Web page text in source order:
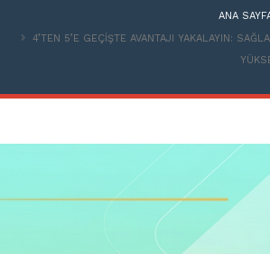
ANA
4’TEN 5’E GEÇIŞTE AVANTAJI YAKALAYIN: